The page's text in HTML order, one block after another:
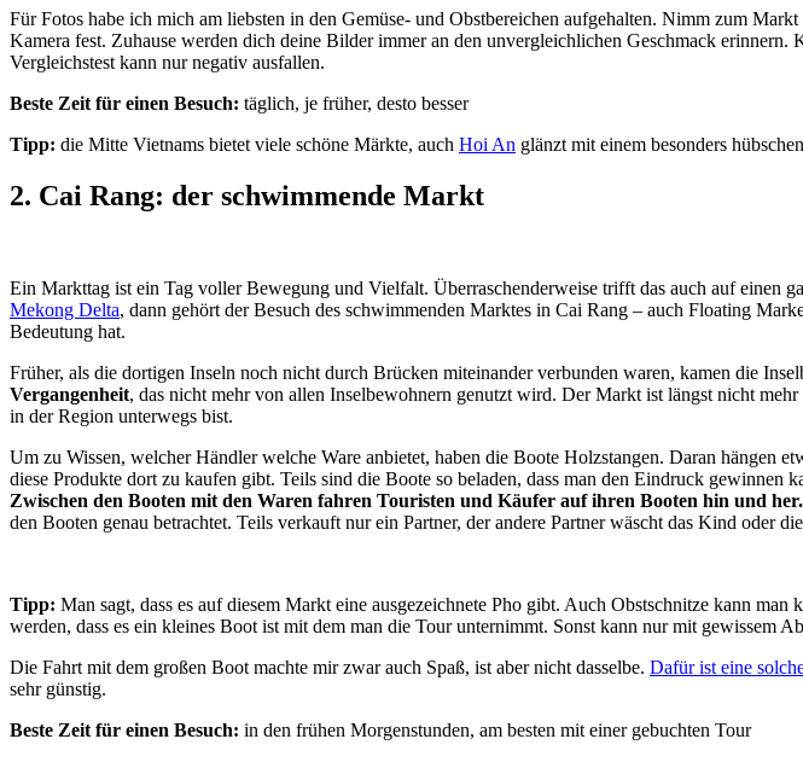
Für Fotos habe ich mich am liebsten in den Gemüse- und Obstbereichen aufgehalten. Nimm zum
Kamera fest. Zuhause werden dich deine Bilder immer an den unvergleichlichen Geschmack
Vergleichstest kann nur negativ ausfallen.
Beste Zeit für einen Besuch: täglich, je früher, desto besser
Tipp: die Mitte Vietnams bietet viele schöne Märkte, auch Hoi An glänzt mit einem besonders
2. Cai Rang: der schwimmende Markt
Ein Markttag ist ein Tag voller Bewegung und Vielfalt. Überraschenderweise trifft das auch auf einen
Mekong Delta, dann gehört der Besuch des schwimmenden Marktes in Cai Rang – auch Floating
Bedeutung hat.
Früher, als die dortigen Inseln noch nicht durch Brücken miteinander verbunden waren, kamen die
Vergangenheit, das nicht mehr von allen Inselbewohnern genutzt wird. Der Markt ist längst nicht
in der Region unterwegs bist.
Um zu Wissen, welcher Händler welche Ware anbietet, haben die Boote Holzstangen. Daran hängen
diese Produkte dort zu kaufen gibt. Teils sind die Boote so beladen, dass man den Eindruck gewinnen
Zwischen den Booten mit den Waren fahren Touristen und Käufer auf ihren Booten hin und her.
den Booten genau betrachtet. Teils verkauft nur ein Partner, der andere Partner wäscht das Kind oder
Tipp: Man sagt, dass es auf diesem Markt eine ausgezeichnete Pho gibt. Auch Obstschnitze kann
werden, dass es ein kleines Boot ist mit dem man die Tour unternimmt. Sonst kann nur mit gewissem
Die Fahrt mit dem großen Boot machte mir zwar auch Spaß, ist aber nicht dasselbe. Dafür ist eine
sehr günstig.
Beste Zeit für einen Besuch: in den frühen Morgenstunden, am besten mit einer gebuchten Tour